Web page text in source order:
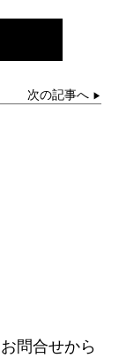
次の記事へ ▶
お問合せから